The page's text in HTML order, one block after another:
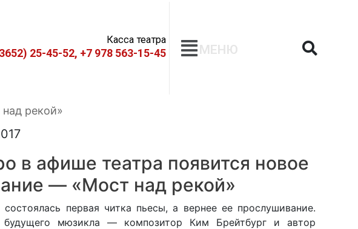
Касса театра
25-45-52, +7 978 563-15-45 МЕНЮ
рекой»
в афише театра появится новое
— «Мост над рекой»
первая читка пьесы, а вернее ее прослушивание.
будущего мюзикла — композитор Ким Брейтбург и автор